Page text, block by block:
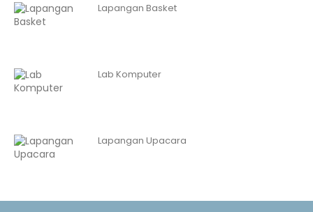
Lapangan Basket
Lab Komputer
Lapangan Upacara